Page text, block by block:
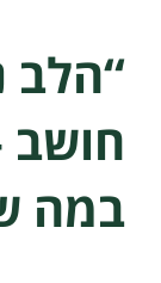
“הלב
במה